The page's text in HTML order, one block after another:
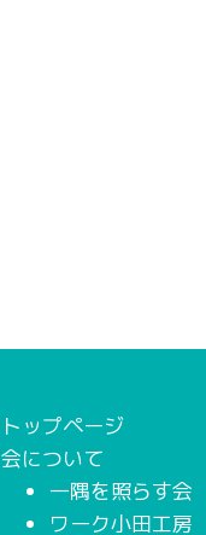
トップページ
会について
一隅を照らす会
ワーク小田工房